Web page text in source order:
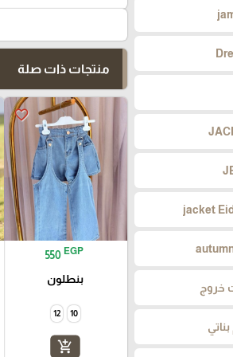
jacket
خروج
منتجات ذات صلة
favorite_border
550 EGP
بنطلون
10
12
add_shopping_cart